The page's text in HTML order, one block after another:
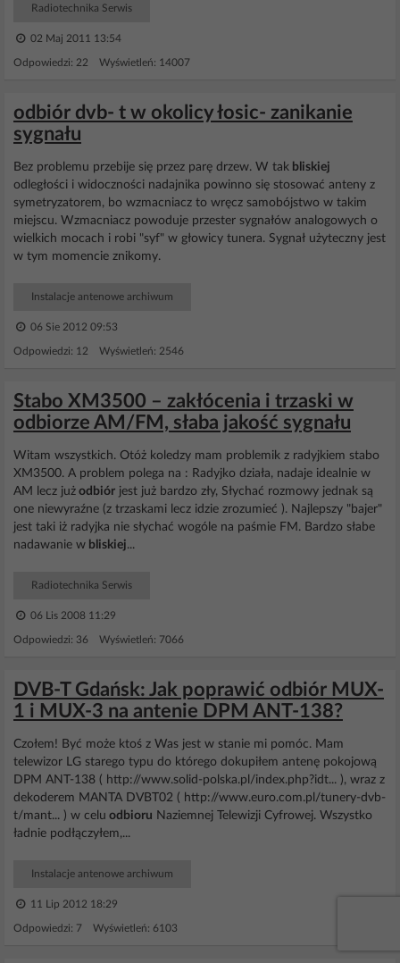
Radiotechnika Serwis
02 Maj 2011 13:54
Odpowiedzi: 22 Wyświetleń: 14007
odbiór dvb- t w okolicy łosic- zanikanie
sygnału
Bez problemu przebije się przez parę drzew. W tak bliskiej
odległości i widoczności nadajnika powinno się stosować anteny z
symetryzatorem, bo wzmacniacz to wręcz samobójstwo w takim
miejscu. Wzmacniacz powoduje przester sygnałów analogowych o
wielkich mocach i robi "syf" w głowicy tunera. Sygnał użyteczny jest
w tym momencie znikomy.
Instalacje antenowe archiwum
06 Sie 2012 09:53
Odpowiedzi: 12 Wyświetleń: 2546
Stabo XM3500 – zakłócenia i trzaski w
odbiorze AM/FM, słaba jakość sygnału
Witam wszystkich. Otóż koledzy mam problemik z radyjkiem stabo
XM3500. A problem polega na : Radyjko działa, nadaje idealnie w
AM lecz już odbiór jest już bardzo zły, Słychać rozmowy jednak są
one niewyraźne (z trzaskami lecz idzie zrozumieć ). Najlepszy "bajer"
jest taki iż radyjka nie słychać wogóle na paśmie FM. Bardzo słabe
nadawanie w bliskiej...
Radiotechnika Serwis
06 Lis 2008 11:29
Odpowiedzi: 36 Wyświetleń: 7066
DVB-T Gdańsk: Jak poprawić odbiór MUX-
1 i MUX-3 na antenie DPM ANT-138?
Czołem! Być może ktoś z Was jest w stanie mi pomóc. Mam
telewizor LG starego typu do którego dokupiłem antenę pokojową
DPM ANT-138 ( http://www.solid-polska.pl/index.php?idt... ), wraz z
dekoderem MANTA DVBT02 ( http://www.euro.com.pl/tunery-dvb-
t/mant... ) w celu odbioru Naziemnej Telewizji Cyfrowej. Wszystko
ładnie podłączyłem,...
Instalacje antenowe archiwum
11 Lip 2012 18:29
Odpowiedzi: 7 Wyświetleń: 6103